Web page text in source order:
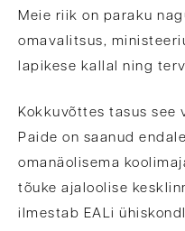
Meie riik on paraku
omavalitsus,
lapikese kallal ning
Kokkuvõttes tasus see
Paide on saanud
omanäolisema
tõuke ajaloolise
ilmestab EALi